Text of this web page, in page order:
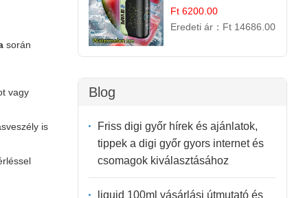
során
vagy
is
eldobható vape |
IBVape Bar Frissítő
Ft 6200.00
Eredeti ár： Ft 14686.00
Blog
Friss digi győr hírek és ajánlatok,
tippek a digi győr gyors internet és
csomagok kiválasztásához
liquid 100ml vásárlási útmutató és